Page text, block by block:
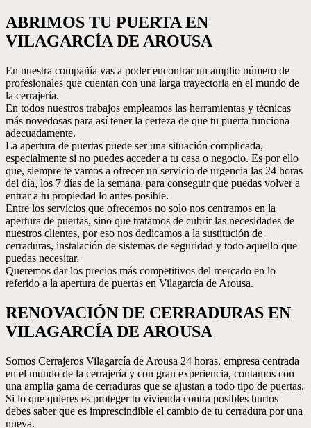
ABRIMOS TU PUERTA EN
VILAGARCÍA DE AROUSA
En nuestra compañía vas a poder encontrar un amplio número de
profesionales que cuentan con una larga trayectoria en el mundo de
la cerrajería.
En todos nuestros trabajos empleamos las herramientas y técnicas
más novedosas para así tener la certeza de que tu puerta funciona
adecuadamente.
La apertura de puertas puede ser una situación complicada,
especialmente si no puedes acceder a tu casa o negocio. Es por ello
que, siempre te vamos a ofrecer un servicio de urgencia las 24 horas
del día, los 7 días de la semana, para conseguir que puedas volver a
entrar a tu propiedad lo antes posible.
Entre los servicios que ofrecemos no solo nos centramos en la
apertura de puertas, sino que tratamos de cubrir las necesidades de
nuestros clientes, por eso nos dedicamos a la sustitución de
cerraduras, instalación de sistemas de seguridad y todo aquello que
puedas necesitar.
Queremos dar los precios más competitivos del mercado en lo
referido a la apertura de puertas en Vilagarcía de Arousa.
RENOVACIÓN DE CERRADURAS EN
VILAGARCÍA DE AROUSA
Somos Cerrajeros Vilagarcía de Arousa 24 horas, empresa centrada
en el mundo de la cerrajería y con gran experiencia, contamos con
una amplia gama de cerraduras que se ajustan a todo tipo de puertas.
Si lo que quieres es proteger tu vivienda contra posibles hurtos
debes saber que es imprescindible el cambio de tu cerradura por una
nueva.